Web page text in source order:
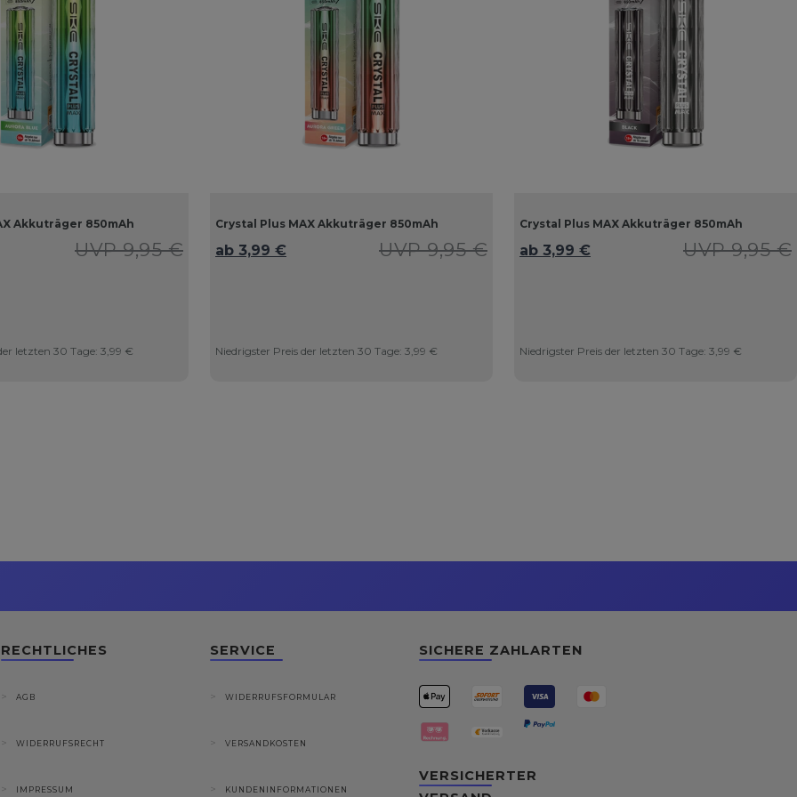
Akkuträger 850mAh
UVP 9,95 €
letzten 30 Tage: 3,99 €
Crystal Plus MAX Akkuträger 850mAh
UVP 9,95 €
ab 3,99 €
Niedrigster Preis der letzten 30 Tage: 3,99 €
Crystal Plus MAX Akkuträger 850mAh
UVP 9,95 €
ab 3,99 €
Niedrigster Preis der letzten 30 Tage: 3,99 €
RECHTLICHES
AGB
WIDERRUFSRECHT
IMPRESSUM
SERVICE
WIDERRUFSFORMULAR
VERSANDKOSTEN
KUNDENINFORMATIONEN
SICHERE ZAHLARTEN
VERSICHERTER